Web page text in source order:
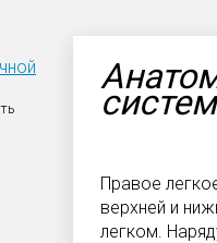
Правое
верхней и
легком.